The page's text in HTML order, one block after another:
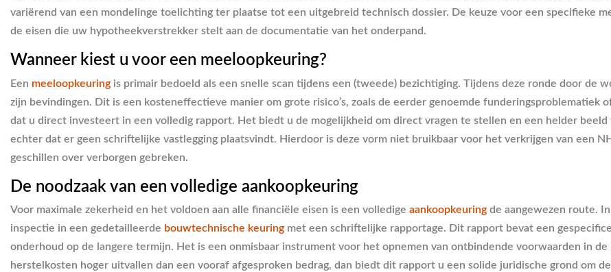
variërend van een mondelinge toelichting ter plaatse tot een uitgebreid technisch dossier. De keuze voor een specifieke
de eisen die uw hypotheekverstrekker stelt aan de documentatie van het onderpand.
Wanneer kiest u voor een meeloopkeuring?
Een meeloopkeuring is primair bedoeld als een snelle scan tijdens een (tweede) bezichtiging. Tijdens deze ronde door de
zijn bevindingen. Dit is een kosteneffectieve manier om grote risico’s, zoals de eerder genoemde funderingsproblematiek
dat u direct investeert in een volledig rapport. Het biedt u de mogelijkheid om direct vragen te stellen en een helder
echter dat er geen schriftelijke vastlegging plaatsvindt. Hierdoor is deze vorm niet bruikbaar voor het verkrijgen van een
geschillen over verborgen gebreken.
De noodzaak van een volledige aankoopkeuring
Voor maximale zekerheid en het voldoen aan alle financiële eisen is een volledige aankoopkeuring de aangewezen route.
inspectie in een gedetailleerde bouwtechnische keuring met een schriftelijke rapportage. Dit rapport bevat een
onderhoud op de langere termijn. Het is een onmisbaar instrument voor het opnemen van ontbindende voorwaarden in
herstelkosten hoger uitvallen dan een vooraf afgesproken bedrag, dan biedt dit rapport u een solide juridische grond om